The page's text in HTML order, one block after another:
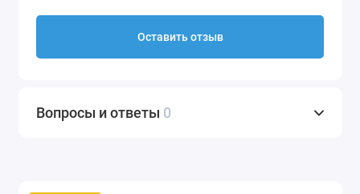
Оставить отзыв
Вопросы и ответы 0